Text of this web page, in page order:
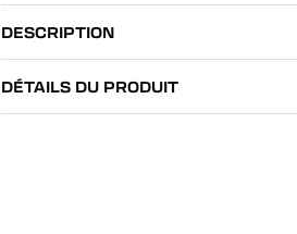
DESCRIPTION
DÉTAILS DU PRODUIT